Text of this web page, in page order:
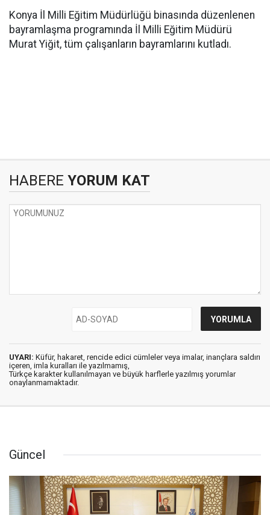
Konya İl Milli Eğitim Müdürlüğü binasında düzenlenen
bayramlaşma programında İl Milli Eğitim Müdürü
Murat Yiğit, tüm çalışanların bayramlarını kutladı.
HABERE YORUM KAT
UYARI: Küfür, hakaret, rencide edici cümleler veya imalar, inançlara saldırı
içeren, imla kuralları ile yazılmamış,
Türkçe karakter kullanılmayan ve büyük harflerle yazılmış yorumlar
onaylanmamaktadır.
Güncel